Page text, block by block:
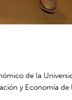
de la
y Economía de